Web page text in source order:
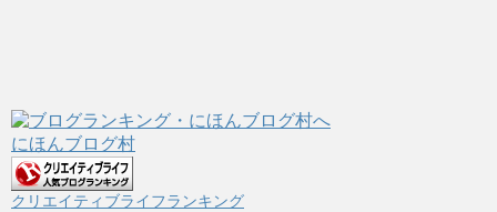
にほんブログ村
クリエイティブライフランキング